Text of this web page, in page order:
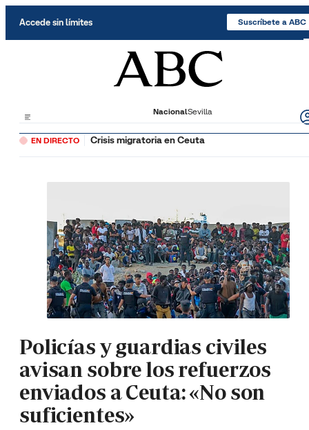
Accede sin límites Suscríbete a ABC
NacionalSevilla
EN DIRECTO Crisis migratoria en Ceuta
Policías y guardias civiles
avisan sobre los refuerzos
enviados a Ceuta: «No son
suficientes»